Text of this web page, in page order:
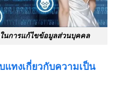
นการแก้ไขข้อมูลส่วนบุคคล
ทงเกี่ยวกับความเป็น